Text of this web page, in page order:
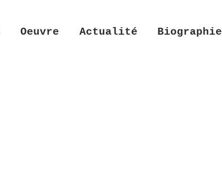
Oeuvre Actualité Biographie